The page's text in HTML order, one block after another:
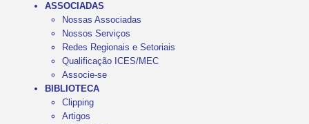
ASSOCIADAS
Nossas Associadas
Nossos Serviços
Redes Regionais e Setoriais
Qualificação ICES/MEC
Associe-se
BIBLIOTECA
Clipping
Artigos